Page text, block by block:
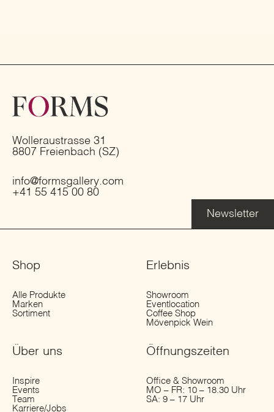
Wolleraustrasse 31
8807 Freienbach (SZ)
info@formsgallery.com
+41 55 415 00 80
Newsletter
Shop
Alle Produkte
Marken
Sortiment
Erlebnis
Showroom
Eventlocation
Coffee Shop
Mövenpick Wein
Über uns
Inspire
Events
Team
Karriere/Jobs
Öffnungs­zeiten
Office & Showroom
MO – FR: 10 – 18.30 Uhr
SA: 9 – 17 Uhr